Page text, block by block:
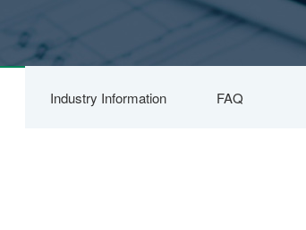
Industry Information FAQ